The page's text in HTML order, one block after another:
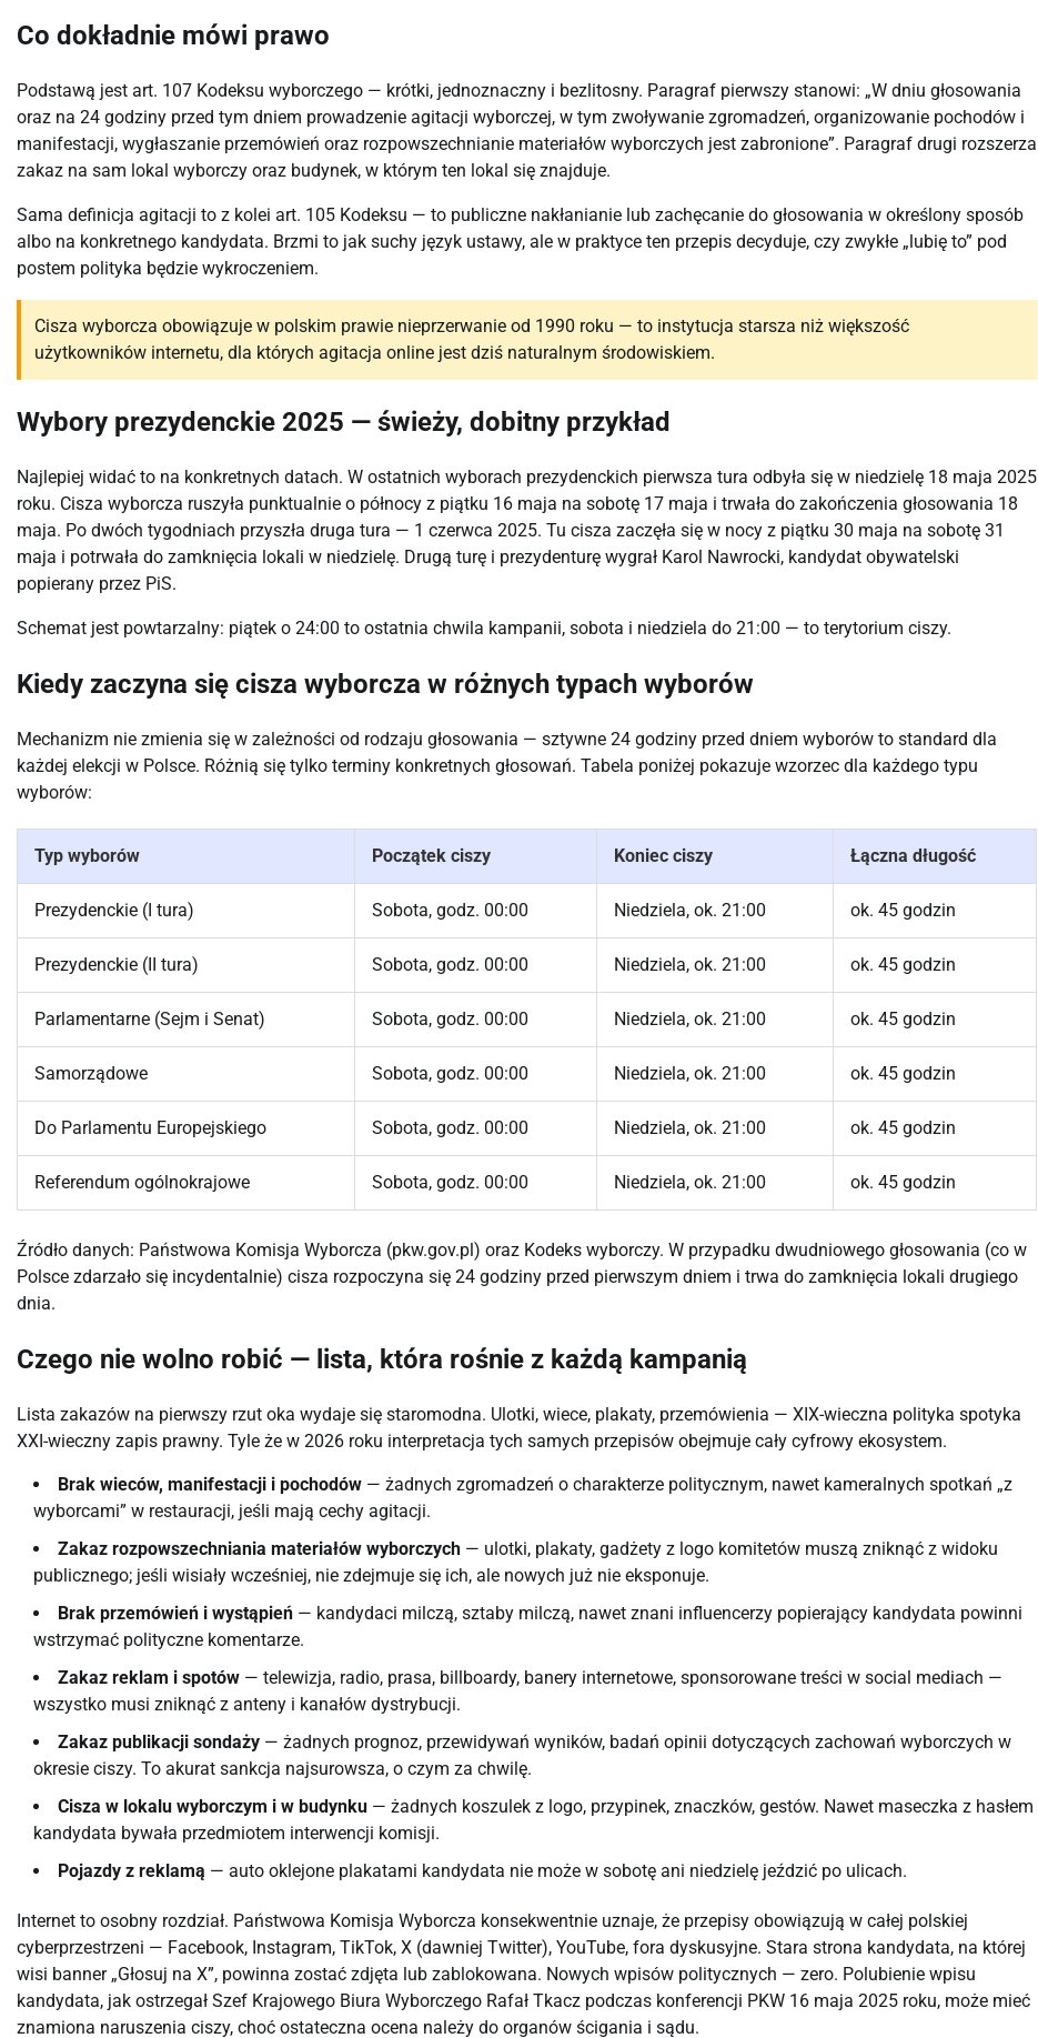
Co dokładnie mówi prawo
Podstawą jest art. 107 Kodeksu wyborczego — krótki, jednoznaczny i bezlitosny. Paragraf pierwszy stanowi: „W dniu głosowania
oraz na 24 godziny przed tym dniem prowadzenie agitacji wyborczej, w tym zwoływanie zgromadzeń, organizowanie pochodów i
manifestacji, wygłaszanie przemówień oraz rozpowszechnianie materiałów wyborczych jest zabronione”. Paragraf drugi rozszerza
zakaz na sam lokal wyborczy oraz budynek, w którym ten lokal się znajduje.
Sama definicja agitacji to z kolei art. 105 Kodeksu — to publiczne nakłanianie lub zachęcanie do głosowania w określony sposób
albo na konkretnego kandydata. Brzmi to jak suchy język ustawy, ale w praktyce ten przepis decyduje, czy zwykłe „lubię to” pod
postem polityka będzie wykroczeniem.
Cisza wyborcza obowiązuje w polskim prawie nieprzerwanie od 1990 roku — to instytucja starsza niż większość
użytkowników internetu, dla których agitacja online jest dziś naturalnym środowiskiem.
Wybory prezydenckie 2025 — świeży, dobitny przykład
Najlepiej widać to na konkretnych datach. W ostatnich wyborach prezydenckich pierwsza tura odbyła się w niedzielę 18 maja 2025
roku. Cisza wyborcza ruszyła punktualnie o północy z piątku 16 maja na sobotę 17 maja i trwała do zakończenia głosowania 18
maja. Po dwóch tygodniach przyszła druga tura — 1 czerwca 2025. Tu cisza zaczęła się w nocy z piątku 30 maja na sobotę 31
maja i potrwała do zamknięcia lokali w niedzielę. Drugą turę i prezydenturę wygrał Karol Nawrocki, kandydat obywatelski
popierany przez PiS.
Schemat jest powtarzalny: piątek o 24:00 to ostatnia chwila kampanii, sobota i niedziela do 21:00 — to terytorium ciszy.
Kiedy zaczyna się cisza wyborcza w różnych typach wyborów
Mechanizm nie zmienia się w zależności od rodzaju głosowania — sztywne 24 godziny przed dniem wyborów to standard dla
każdej elekcji w Polsce. Różnią się tylko terminy konkretnych głosowań. Tabela poniżej pokazuje wzorzec dla każdego typu
wyborów:
Typ wyborów Początek ciszy Koniec ciszy Łączna długość
Prezydenckie (I tura) Sobota, godz. 00:00 Niedziela, ok. 21:00 ok. 45 godzin
Prezydenckie (II tura) Sobota, godz. 00:00 Niedziela, ok. 21:00 ok. 45 godzin
Parlamentarne (Sejm i Senat) Sobota, godz. 00:00 Niedziela, ok. 21:00 ok. 45 godzin
Samorządowe Sobota, godz. 00:00 Niedziela, ok. 21:00 ok. 45 godzin
Do Parlamentu Europejskiego Sobota, godz. 00:00 Niedziela, ok. 21:00 ok. 45 godzin
Referendum ogólnokrajowe Sobota, godz. 00:00 Niedziela, ok. 21:00 ok. 45 godzin
Źródło danych: Państwowa Komisja Wyborcza (pkw.gov.pl) oraz Kodeks wyborczy. W przypadku dwudniowego głosowania (co w
Polsce zdarzało się incydentalnie) cisza rozpoczyna się 24 godziny przed pierwszym dniem i trwa do zamknięcia lokali drugiego
dnia.
Czego nie wolno robić — lista, która rośnie z każdą kampanią
Lista zakazów na pierwszy rzut oka wydaje się staromodna. Ulotki, wiece, plakaty, przemówienia — XIX-wieczna polityka spotyka
XXI-wieczny zapis prawny. Tyle że w 2026 roku interpretacja tych samych przepisów obejmuje cały cyfrowy ekosystem.
Brak wieców, manifestacji i pochodów — żadnych zgromadzeń o charakterze politycznym, nawet kameralnych spotkań „z
wyborcami” w restauracji, jeśli mają cechy agitacji.
Zakaz rozpowszechniania materiałów wyborczych — ulotki, plakaty, gadżety z logo komitetów muszą zniknąć z widoku
publicznego; jeśli wisiały wcześniej, nie zdejmuje się ich, ale nowych już nie eksponuje.
Brak przemówień i wystąpień — kandydaci milczą, sztaby milczą, nawet znani influencerzy popierający kandydata powinni
wstrzymać polityczne komentarze.
Zakaz reklam i spotów — telewizja, radio, prasa, billboardy, banery internetowe, sponsorowane treści w social mediach —
wszystko musi zniknąć z anteny i kanałów dystrybucji.
Zakaz publikacji sondaży — żadnych prognoz, przewidywań wyników, badań opinii dotyczących zachowań wyborczych w
okresie ciszy. To akurat sankcja najsurowsza, o czym za chwilę.
Cisza w lokalu wyborczym i w budynku — żadnych koszulek z logo, przypinek, znaczków, gestów. Nawet maseczka z hasłem
kandydata bywała przedmiotem interwencji komisji.
Pojazdy z reklamą — auto oklejone plakatami kandydata nie może w sobotę ani niedzielę jeździć po ulicach.
Internet to osobny rozdział. Państwowa Komisja Wyborcza konsekwentnie uznaje, że przepisy obowiązują w całej polskiej
cyberprzestrzeni — Facebook, Instagram, TikTok, X (dawniej Twitter), YouTube, fora dyskusyjne. Stara strona kandydata, na której
wisi banner „Głosuj na X”, powinna zostać zdjęta lub zablokowana. Nowych wpisów politycznych — zero. Polubienie wpisu
kandydata, jak ostrzegał Szef Krajowego Biura Wyborczego Rafał Tkacz podczas konferencji PKW 16 maja 2025 roku, może mieć
znamiona naruszenia ciszy, choć ostateczna ocena należy do organów ścigania i sądu.